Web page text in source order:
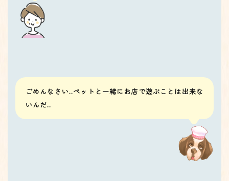
ごめんなさい..ペットと一緒にお店で遊ぶことは出来な
いんだ..